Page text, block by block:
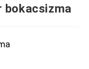
bokacsizma